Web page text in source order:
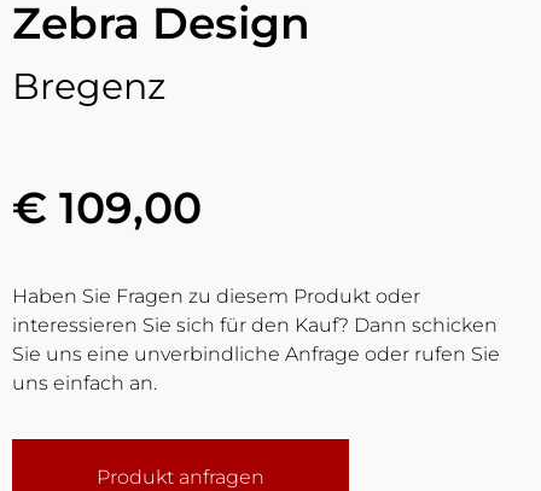
Zebra Design
Bregenz
€ 109,00
Haben Sie Fragen zu diesem Produkt oder
interessieren Sie sich für den Kauf? Dann schicken
Sie uns eine unverbindliche Anfrage oder rufen Sie
uns einfach an.
Produkt anfragen